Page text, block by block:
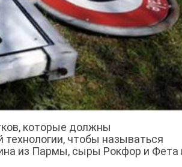
которые должны
технологии, чтобы называться
из Пармы, сыры Рокфор и Фета